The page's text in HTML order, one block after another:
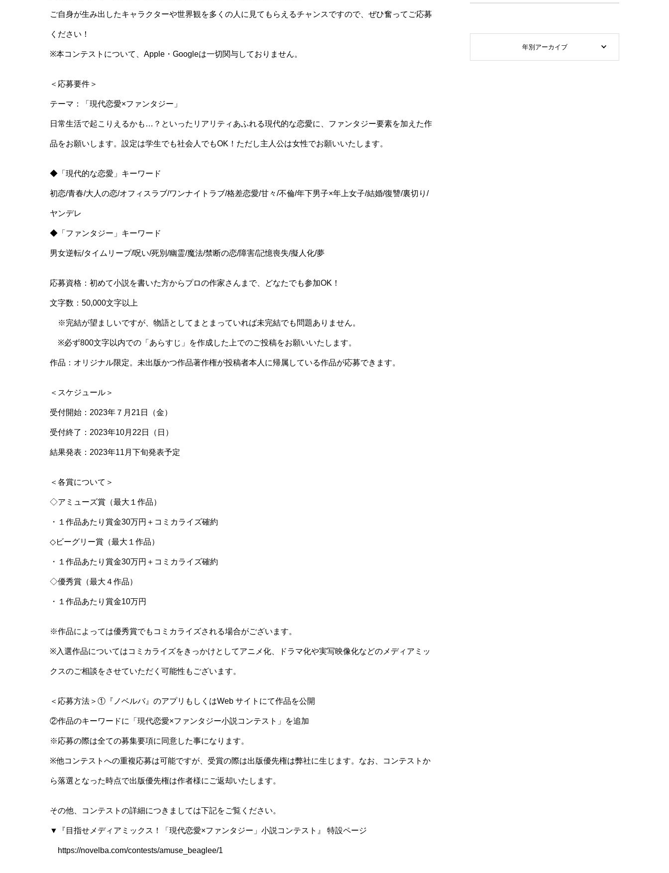
ご自身が生み出したキャラクターや世界観を多くの人に見てもらえるチャンスですので、ぜひ奮ってご応募
ください！
※本コンテストについて、Apple・Googleは一切関与しておりません。
＜応募要件＞
テーマ：「現代恋愛×ファンタジー」
日常生活で起こりえるかも…？といったリアリティあふれる現代的な恋愛に、ファンタジー要素を加えた作
品をお願いします。設定は学生でも社会人でもOK！ただし主人公は女性でお願いいたします。
◆「現代的な恋愛」キーワード
初恋/青春/大人の恋/オフィスラブ/ワンナイトラブ/格差恋愛/甘々/不倫/年下男子×年上女子/結婚/復讐/裏切り/
ヤンデレ
◆「ファンタジー」キーワード
男女逆転/タイムリープ/呪い/死別/幽霊/魔法/禁断の恋/障害/記憶喪失/擬人化/夢
応募資格：初めて小説を書いた方からプロの作家さんまで、どなたでも参加OK！
文字数：50,000文字以上
※完結が望ましいですが、物語としてまとまっていれば未完結でも問題ありません。
※必ず800文字以内での「あらすじ」を作成した上でのご投稿をお願いいたします。
作品：オリジナル限定。未出版かつ作品著作権が投稿者本人に帰属している作品が応募できます。
＜スケジュール＞
受付開始：2023年７月21日（金）
受付終了：2023年10月22日（日）
結果発表：2023年11月下旬発表予定
＜各賞について＞
◇アミューズ賞（最大１作品）
・１作品あたり賞金30万円＋コミカライズ確約
◇ビーグリー賞（最大１作品）
・１作品あたり賞金30万円＋コミカライズ確約
◇優秀賞（最大４作品）
・１作品あたり賞金10万円
※作品によっては優秀賞でもコミカライズされる場合がございます。
※入選作品についてはコミカライズをきっかけとしてアニメ化、ドラマ化や実写映像化などのメディアミッ
クスのご相談をさせていただく可能性もございます。
＜応募方法＞①『ノベルバ』のアプリもしくはWeb サイトにて作品を公開
②作品のキーワードに「現代恋愛×ファンタジー小説コンテスト」を追加
※応募の際は全ての募集要項に同意した事になります。
※他コンテストへの重複応募は可能ですが、受賞の際は出版優先権は弊社に生じます。なお、コンテストか
ら落選となった時点で出版優先権は作者様にご返却いたします。
その他、コンテストの詳細につきましては下記をご覧ください。
▼『目指せメディアミックス！「現代恋愛×ファンタジー」小説コンテスト』 特設ページ
https://novelba.com/contests/amuse_beaglee/1
年別アーカイブ